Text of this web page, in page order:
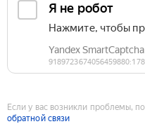
Если у вас возникли проблемы,
обратной связи